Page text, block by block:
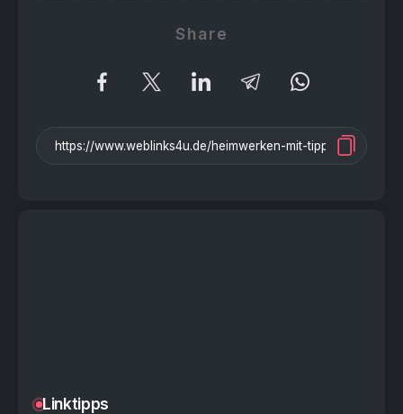
Share
Linktipps